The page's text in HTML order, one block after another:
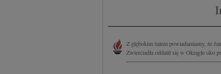
Z głębokim żalem powiadamiamy, że
Zwierciadła oddalił się w Okrągłe oko